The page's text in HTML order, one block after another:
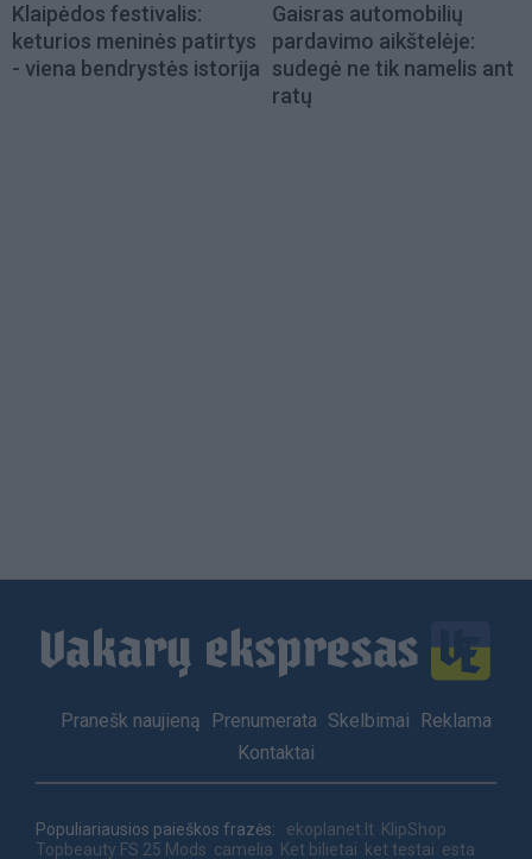
Klaipėdos festivalis:
keturios meninės patirtys
- viena bendrystės istorija
Gaisras automobilių
pardavimo aikštelėje:
sudegė ne tik namelis ant
ratų
Footer
Pranešk naujieną Prenumerata Skelbimai
Reklama
Kontaktai
Populiariausios paieškos frazės: ekoplanet.lt KlipShop
Topbeauty FS 25 Mods camelia Ket bilietai ket testai esta